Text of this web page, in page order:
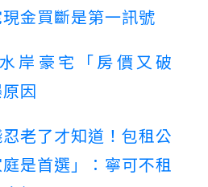
金買斷是第一訊號
岸豪宅「房價又破
因
老了才知道！包租公
是首選」：寧可不租